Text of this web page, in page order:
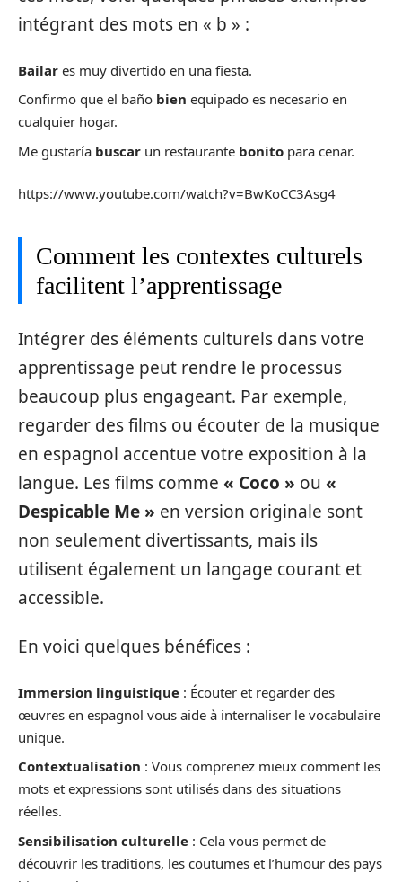
intégrant des mots en « b » :
Bailar es muy divertido en una fiesta.
Confirmo que el baño bien equipado es necesario en
cualquier hogar.
Me gustaría buscar un restaurante bonito para cenar.
https://www.youtube.com/watch?v=BwKoCC3Asg4
Comment les contextes culturels
facilitent l’apprentissage
Intégrer des éléments culturels dans votre
apprentissage peut rendre le processus
beaucoup plus engageant. Par exemple,
regarder des films ou écouter de la musique
en espagnol accentue votre exposition à la
langue. Les films comme « Coco » ou «
Despicable Me » en version originale sont
non seulement divertissants, mais ils
utilisent également un langage courant et
accessible.
En voici quelques bénéfices :
Immersion linguistique : Écouter et regarder des
œuvres en espagnol vous aide à internaliser le vocabulaire
unique.
Contextualisation : Vous comprenez mieux comment les
mots et expressions sont utilisés dans des situations
réelles.
Sensibilisation culturelle : Cela vous permet de
découvrir les traditions, les coutumes et l’humour des pays